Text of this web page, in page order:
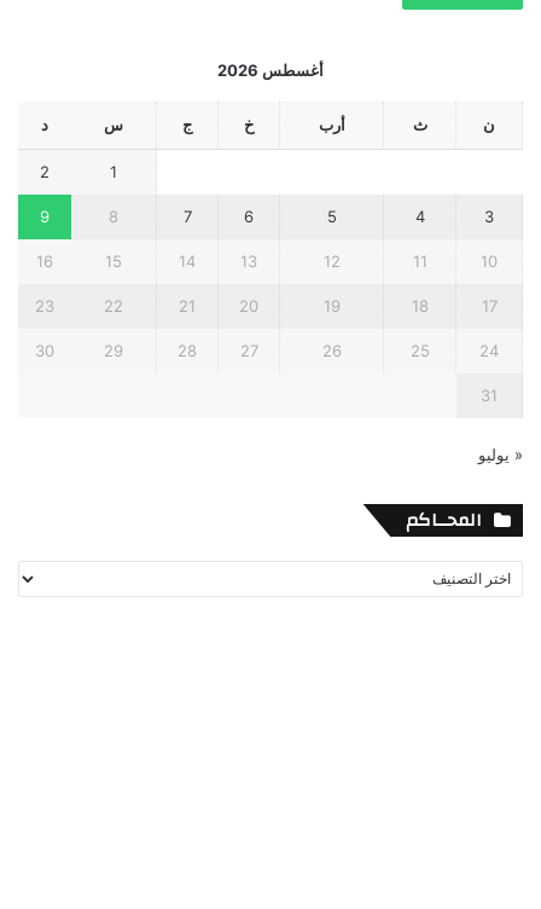
أغسطس 2026
ن ث أرب خ ج س د
1
2
3
4
5
6
7
8
9
10
11
12
13
14
15
16
17
18
19
20
21
22
23
24
25
26
27
28
29
30
31
« يوليو
المحــاكم
المحــاكم